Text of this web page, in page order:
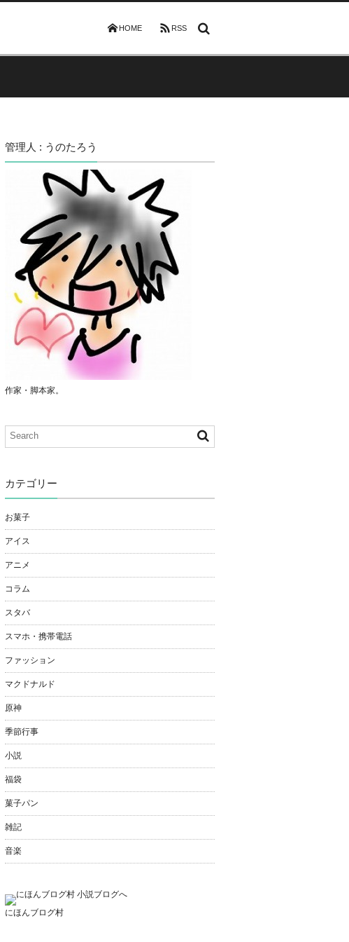
HOME RSS
管理人 : うのたろう
作家・脚本家。
カテゴリー
お菓子
アイス
アニメ
コラム
スタバ
スマホ・携帯電話
ファッション
マクドナルド
原神
季節行事
小説
福袋
菓子パン
雑記
音楽
にほんブログ村